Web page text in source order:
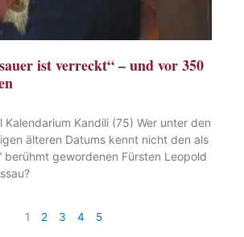
ist verreckt“ – und vor 350
Kalendarium Kandili (75) Wer unter den
älteren Datums kennt nicht den als
berühmt gewordenen Fürsten Leopold
1 2 3 4 5